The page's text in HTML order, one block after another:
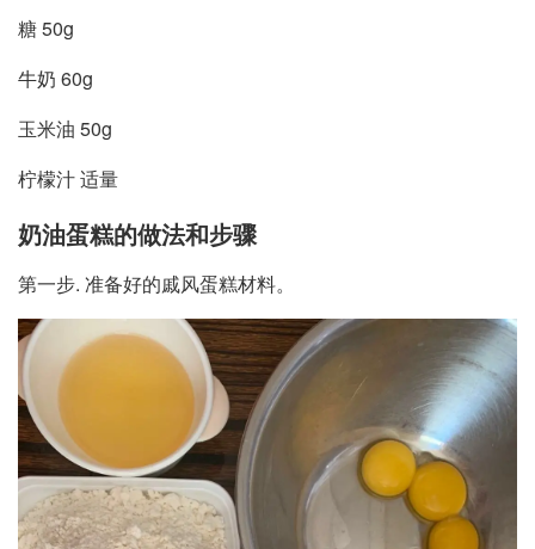
糖 50g
牛奶 60g
玉米油 50g
柠檬汁 适量
奶油蛋糕的做法和步骤
第一步. 准备好的戚风蛋糕材料。